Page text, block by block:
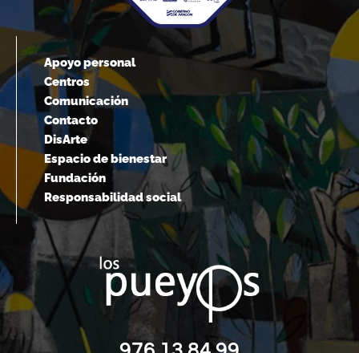
Apoyo personal
Centros
Comunicación
Contacto
DisArte
Espacio de bienestar
Fundación
Responsabilidad social